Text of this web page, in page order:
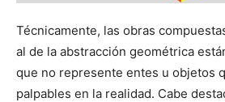
Técnicamente, las obras
al de la abstracción geométrica
que no represente entes u objetos
palpables en la realidad. Cabe